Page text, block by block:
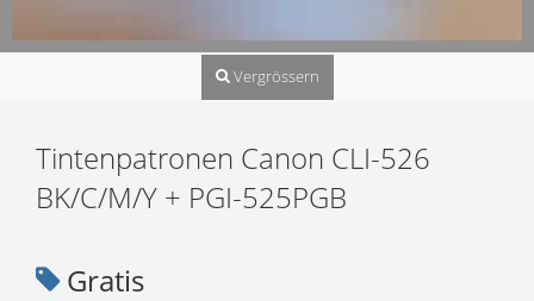
Vergrössern
Tintenpatronen Canon CLI-526
BK/C/M/Y + PGI-525PGB
Gratis